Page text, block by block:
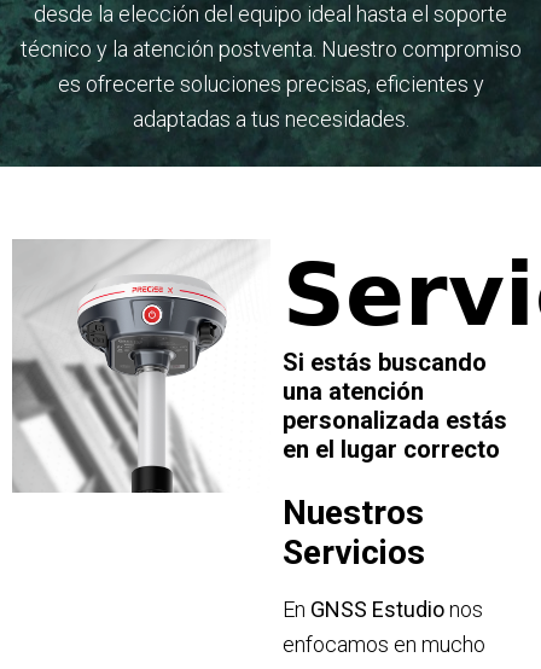
desde la elección del equipo ideal hasta el soporte
técnico y la atención postventa. Nuestro compromiso
es ofrecerte soluciones precisas, eficientes y
adaptadas a tus necesidades.
Si estás buscando
una atención
personalizada estás
en el lugar correcto
Nuestros
Servicios
En GNSS Estudionos
enfocamos en mucho